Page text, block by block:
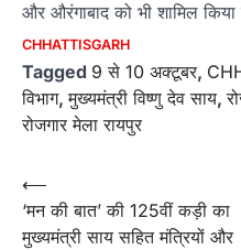
और औरंगाबाद को भी शामिल किया
CHHATTISGARH
Tagged 9 से 10 अक्टूबर,
विभाग,मुख्यमंत्री विष्णु देव साय,
रोजगार मेला रायपुर
Post
navigation
⟵
‘मन की बात’ की 125वीं कड़ी का
मुख्यमंत्री साय सहित मंत्रियों और